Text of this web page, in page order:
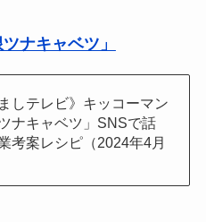
ナキャベツ」
ましテレビ》キッコーマン
ツナキャベツ」SNSで話
考案レシピ（2024年4月